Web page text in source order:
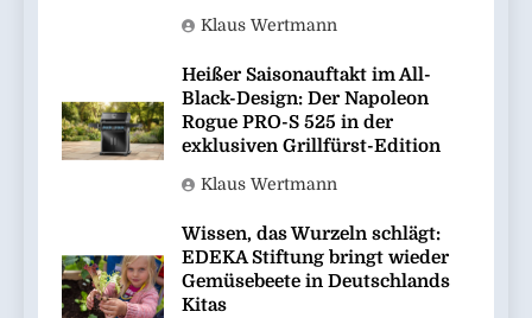
Klaus Wertmann
Heißer Saisonauftakt im All-
Black-Design: Der Napoleon
Rogue PRO-S 525 in der
exklusiven Grillfürst-Edition
Klaus Wertmann
Wissen, das Wurzeln schlägt:
EDEKA Stiftung bringt wieder
Gemüsebeete in Deutschlands
Kitas